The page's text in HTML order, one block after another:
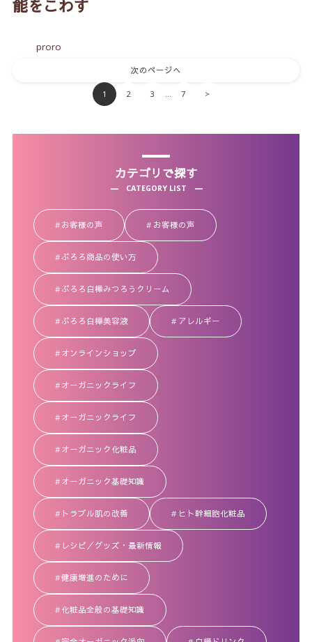
能をこわす
proro
次のページへ
1 2 3 … 7 >
カテゴリで探す
CATEGORY LIST
お客様の声 お客様の声
ぷろろ商品の使い方
ぷろろ白樺みつろうクリーム
ぷろろ白樺美容液 アレルギー
オンラインショップ
オーガニックライフ
オーガニックライフ
オーガニック化粧品
オーガニック基礎知識
トラブル肌の改善 ヒト幹細胞化粧品
レシピ／グッズ・最新情報
健康増進のために
化粧品全般の基礎知識